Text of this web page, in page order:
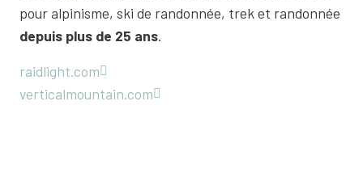
pour alpinisme, ski de randonnée, trek et randonnée
depuis plus de 25 ans.
raidlight.com
verticalmountain.com